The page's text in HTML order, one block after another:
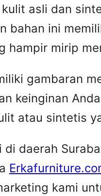
asli dan
bahan ini
hampir mirip
gambaran
keinginan
atau sintetis
daerah
kami